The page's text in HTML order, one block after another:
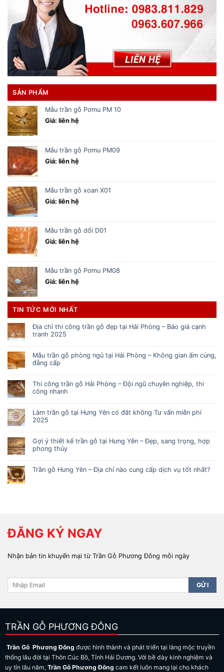
SẢN PHẨM
Mẫu trần gỗ Pơmu PM 10
Giá: liên hệ
Mẫu trần gỗ Pơmu PM09
Giá: liên hệ
Mẫu trần gỗ xoan X01
Giá: liên hệ
Mẫu trần gỗ dổi D01
Giá: liên hệ
Mẫu trần gỗ Pơmu PM08
Giá: liên hệ
TIN TỨC MỚI NHẤT
Địa chỉ thi công trần gỗ đẹp tại Hải Phòng – Báo giá cạnh
tranh 2025
Mẫu trần gỗ phòng ngủ tại Hải Phòng – Không gian ấm cúng,
đẳng cấp
Thi công trần gỗ Hải Phòng – Đội ngũ chuyên nghiệp, thi
công nhanh
Làm trần gỗ tại Hưng Yên có đắt không Tư vấn miễn phí
2025
Gợi ý thiết kế trần gỗ tại Hưng Yên – Đẹp, sang trọng, hợp
phong thủy
Trần gỗ Hưng Yên – Địa chỉ nào cung cấp dịch vụ tốt nhất?
ĐĂNG KÝ NGAY
Nhận bản tin khuyến mại từ Trần Gỗ Phương Đông mỗi ngày
TRẦN GỖ PHƯƠNG ĐÔNG
Trần Gỗ Phương Đông được hình thành và phát triển tại làng mộc truyền
thống lâu đời tại Thôn Cúc Bồ, Tỉnh Hải Dương. Với bề dày kinh nghiệm và
uy tín lâu năm, Trần Gỗ Phương Đông cam kết luôn mang lại cho khách